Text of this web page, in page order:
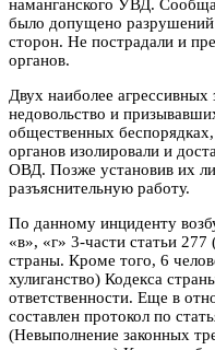
наманганского УВД.
было допущено разрушений
сторон. Не пострадали и
органов.
Двух наиболее
недовольство и
общественных
органов изолировали и
ОВД. Позже установив их
разъяснительную работу.
По данному инциденту
«в», «г» 3-части статьи 277
страны. Кроме того, 6
хулиганство) Кодекса
ответственности. Еще в
составлен протокол по
(Невыполнение законных